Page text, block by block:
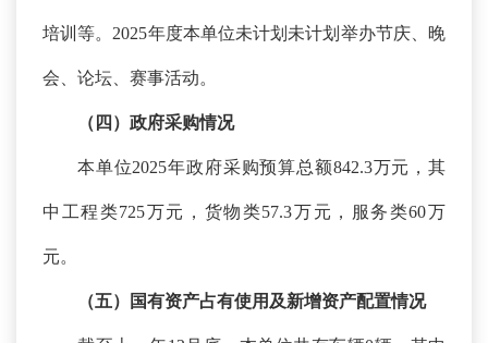
培训等。 2025年度本单位未计划未计划举办节庆、晚
会、论坛、赛事活动。
（四）政府采购情况
本单位2025年政府采购预算总额842.3万元，其
中工程类725万元，货物类57.3万元，服务类60万
元。
（五）国有资产占有使用及新增资产配置情况